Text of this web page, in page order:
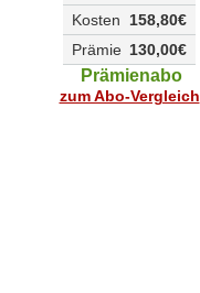
158,80€
Kosten
130,00€
Prämie
Prämienabo
zum Abo-Vergleich